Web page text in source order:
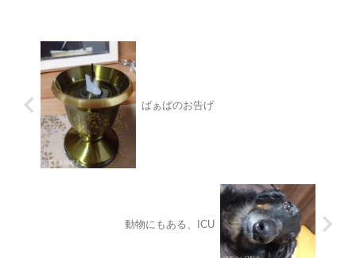
ばぁばのお告げ
動物にもある、ICU